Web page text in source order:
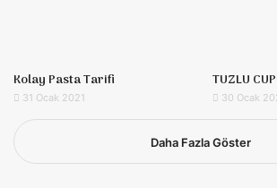
Kolay Pasta Tarifi
31 Ocak 2021
TUZLU
30 Ocak
Daha Fazla Göster